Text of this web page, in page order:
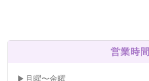
営業時間
▶月曜〜金曜